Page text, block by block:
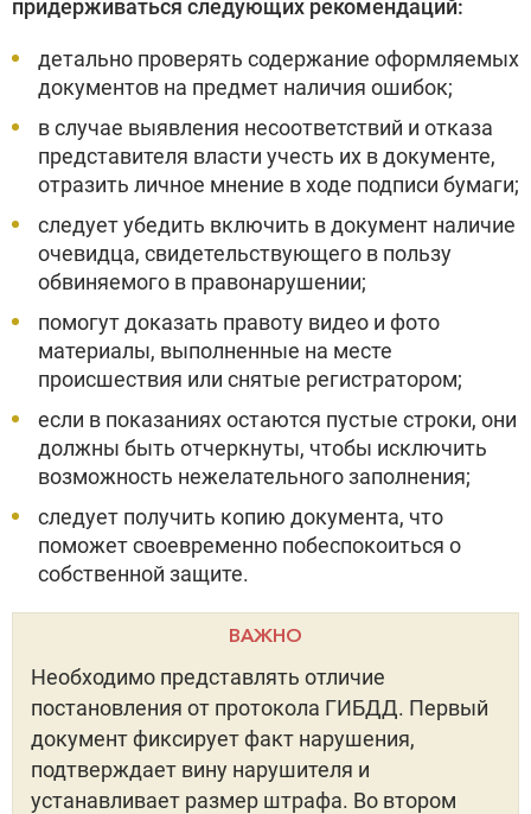
придерживаться следующих рекомендаций:
детально проверять содержание оформляемых
документов на предмет наличия ошибок;
в случае выявления несоответствий и отказа
представителя власти учесть их в документе,
отразить личное мнение в ходе подписи бумаги;
следует убедить включить в документ наличие
очевидца, свидетельствующего в пользу
обвиняемого в правонарушении;
помогут доказать правоту видео и фото
материалы, выполненные на месте
происшествия или снятые регистратором;
если в показаниях остаются пустые строки, они
должны быть отчеркнуты, чтобы исключить
возможность нежелательного заполнения;
следует получить копию документа, что
поможет своевременно побеспокоиться о
собственной защите.
ВАЖНО
Необходимо представлять отличие
постановления от протокола ГИБДД. Первый
документ фиксирует факт нарушения,
подтверждает вину нарушителя и
устанавливает размер штрафа. Во втором